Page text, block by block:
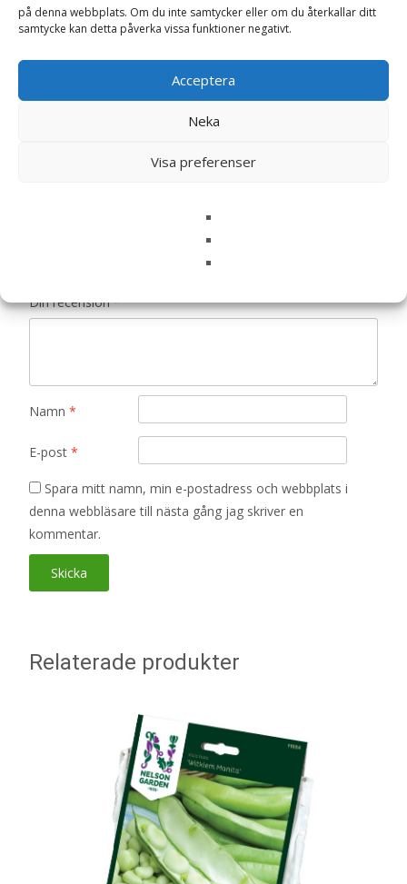
på denna webbplats. Om du inte samtycker eller om du återkallar ditt
samtycke kan detta påverka vissa funktioner negativt.
Acceptera
Neka
Visa preferenser
Recensioner
”Prunkfjärilsblomster ‘Angel Wings’ mix, frö
Din e-postadress kommer inte publiceras.
Din recension*
Namn *
E-post *
Spara mitt namn, min e-postadress och webbplats i
denna webbläsare till nästa gång jag skriver en
kommentar.
Relaterade produkter